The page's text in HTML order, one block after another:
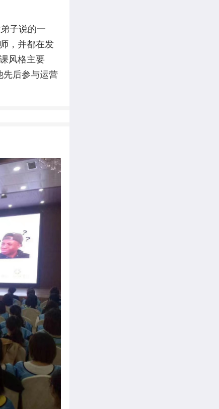
子说的一
，并都在发
风格主要
先后参与运营